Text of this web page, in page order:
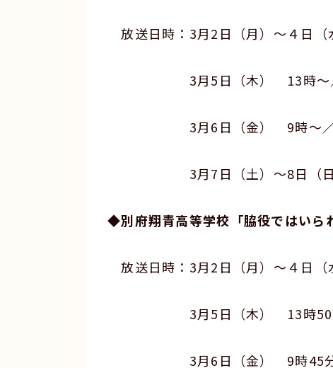
放送日時：3月2日（月）～４日（
3月5日（木） 13時～／
3月6日（金） 9時～／
3月7日（土）～8日（日）
◆別府翔青高等学校「脇役ではいら
放送日時：3月2日（月）～４日
3月5日（木） 13時50分
3月6日（金） 9時45分～